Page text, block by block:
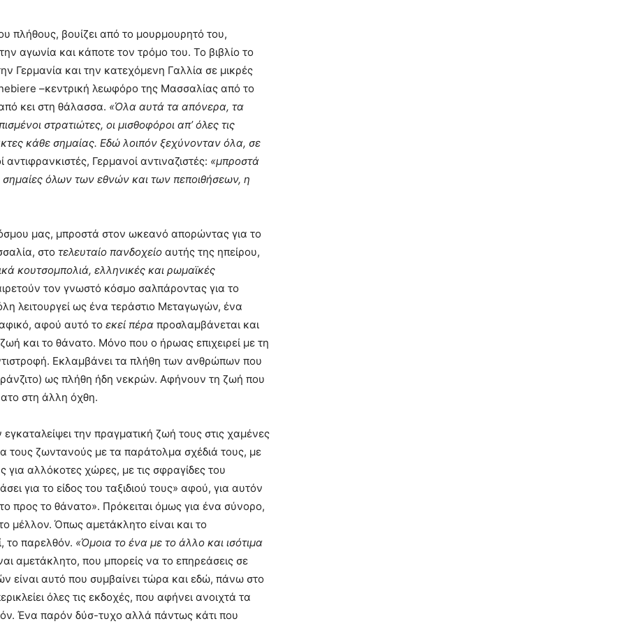
πλήθους, βουίζει από το μουρμουρητό του,
αγωνία και κάποτε τον τρόμο του. Το βιβλίο το
Γερμανία και την κατεχόμενη Γαλλία σε μικρές
–κεντρική λεωφόρο της Μασσαλίας από το
κει στη θάλασσα. «Όλα αυτά τα απόνερα, τα
στρατιώτες, οι μισθοφόροι απ’ όλες τις
κάθε σημαίας. Εδώ λοιπόν ξεχύνονταν όλα, σε
αντιφρανκιστές, Γερμανοί αντιναζιστές: «μπροστά
σημαίες όλων των εθνών και των πεποιθήσεων, η
μας, μπροστά στον ωκεανό απορώντας για το
στο τελευταίο πανδοχείο αυτής της ηπείρου,
κουτσομπολιά, ελληνικές και ρωμαϊκές
τον γνωστό κόσμο σαλπάροντας για το
λειτουργεί ως ένα τεράστιο Μεταγωγών, ένα
αφού αυτό το εκεί πέρα προσλαμβάνεται και
και το θάνατο. Μόνο που ο ήρωας επιχειρεί με τη
Εκλαμβάνει τα πλήθη των ανθρώπων που
ως πλήθη ήδη νεκρών. Αφήνουν τη ζωή που
στη άλλη όχθη.
την πραγματική ζωή τους στις χαμένες
ζωντανούς με τα παράτολμα σχέδιά τους, με
αλλόκοτες χώρες, με τις σφραγίδες του
για το είδος του ταξιδιού τους» αφού, για αυτόν
προς το θάνατο». Πρόκειται όμως για ένα σύνορο,
μέλλον. Όπως αμετάκλητο είναι και το
το παρελθόν. «Όμοια το ένα με το άλλο και ισότιμα
αμετάκλητο, που μπορείς να το επηρεάσεις σε
είναι αυτό που συμβαίνει τώρα και εδώ, πάνω στο
όλες τις εκδοχές, που αφήνει ανοιχτά τα
Ένα παρόν δύσ-τυχο αλλά πάντως κάτι που